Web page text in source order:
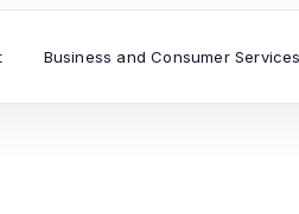
Business and Consumer Services